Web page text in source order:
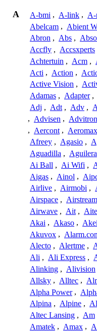
A A-bmi , A-link ,
Abelcam , Abient
Abron , Abs ,
Accfly , Accsxperts
Achtertuin , Acm ,
Acti , Action ,
Active Vision ,
Adamas , Adapter ,
Adj , Adt , Adv ,
, Advisen ,
, Aercont , Aeromax
Afreey , Agasio ,
Aguadilla , Aguilera
Ai Ball , Ai Wifi ,
Aigas , Ainol ,
Airlive , Airmobi ,
Airspace , Airstream
Airwave , Ait ,
Akai , Akaso ,
Akuvox ,
Alecto , Alertme ,
Ali , Ali Express ,
Alinking , Alivision
Allsky , Alltec ,
Alpha Power ,
Alpina , Alpine ,
Altec Lansing , Am
Amatek , Amax ,